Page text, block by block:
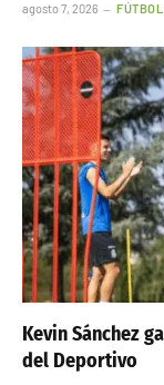
agosto 7, 2026
Kevin Sánchez
del Deportivo